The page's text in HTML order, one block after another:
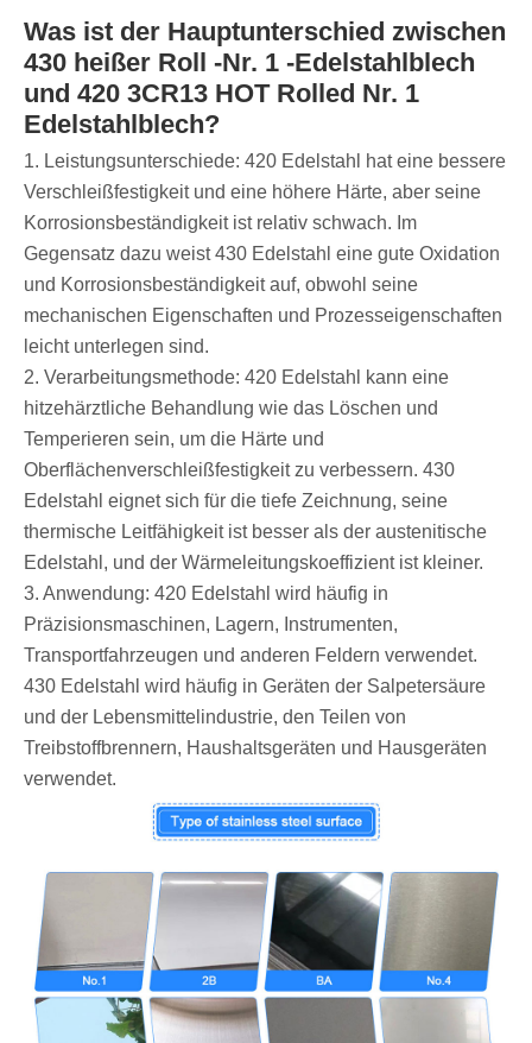
Was ist der Hauptunterschied zwischen
430 heißer Roll -Nr. 1 -Edelstahlblech
und 420 3CR13 HOT Rolled Nr. 1
Edelstahlblech?
1. Leistungsunterschiede: 420 Edelstahl hat eine bessere
Verschleißfestigkeit und eine höhere Härte, aber seine
Korrosionsbeständigkeit ist relativ schwach. Im
Gegensatz dazu weist 430 Edelstahl eine gute Oxidation
und Korrosionsbeständigkeit auf, obwohl seine
mechanischen Eigenschaften und Prozesseigenschaften
leicht unterlegen sind.
2. Verarbeitungsmethode: 420 Edelstahl kann eine
hitzehärztliche Behandlung wie das Löschen und
Temperieren sein, um die Härte und
Oberflächenverschleißfestigkeit zu verbessern. 430
Edelstahl eignet sich für die tiefe Zeichnung, seine
thermische Leitfähigkeit ist besser als der austenitische
Edelstahl, und der Wärmeleitungskoeffizient ist kleiner.
3. Anwendung: 420 Edelstahl wird häufig in
Präzisionsmaschinen, Lagern, Instrumenten,
Transportfahrzeugen und anderen Feldern verwendet.
430 Edelstahl wird häufig in Geräten der Salpetersäure
und der Lebensmittelindustrie, den Teilen von
Treibstoffbrennern, Haushaltsgeräten und Hausgeräten
verwendet.